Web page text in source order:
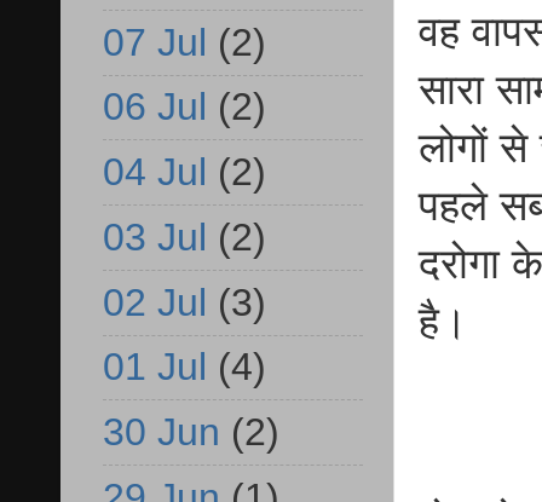
वह
सारा
लोगों से
पहले
दरोगा
है।
07 Jul (2)
06 Jul (2)
04 Jul (2)
03 Jul (2)
02 Jul (3)
01 Jul (4)
30 Jun (2)